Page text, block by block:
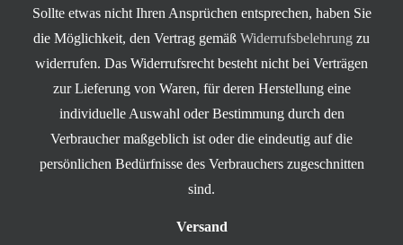
Sollte etwas nicht Ihren Ansprüchen entsprechen, haben Sie
die Möglichkeit, den Vertrag gemäß Widerrufsbelehrung zu
widerrufen. Das Widerrufsrecht besteht nicht bei Verträgen
zur Lieferung von Waren, für deren Herstellung eine
individuelle Auswahl oder Bestimmung durch den
Verbraucher maßgeblich ist oder die eindeutig auf die
persönlichen Bedürfnisse des Verbrauchers zugeschnitten
sind.
Versand